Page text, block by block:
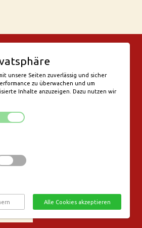
58
rix.de
23:00
- 01:00
unsere Seiten zuverlässig und sicher
zu überwachen und um
Inhalte anzuzeigen. Dazu nutzen wir
Alle Cookies akzeptieren